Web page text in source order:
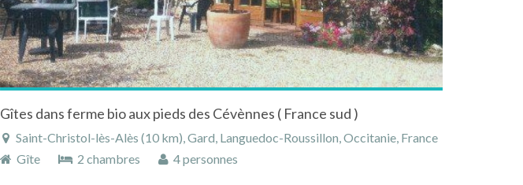
Gîtes dans ferme bio aux pieds des Cévènnes ( France sud )
Saint-Christol-lès-Alès (10 km), Gard, Languedoc-Roussillon, Occitanie, France
Gîte
2 chambres 4 personnes